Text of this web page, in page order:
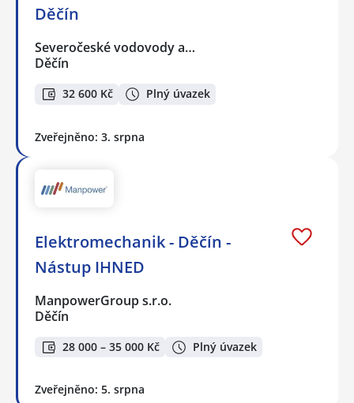
Děčín
Severočeské vodovody a…
Děčín
32 600 Kč Plný úvazek
Zveřejněno: 3. srpna
Elektromechanik - Děčín -
Nástup IHNED
ManpowerGroup s.r.o.
Děčín
28 000 – 35 000 Kč Plný úvazek
Zveřejněno: 5. srpna